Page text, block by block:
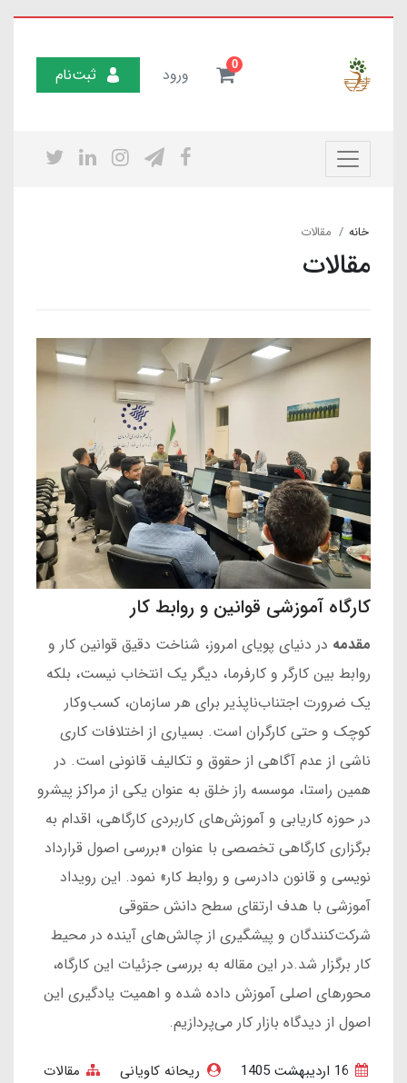
0 ورود ثبت‌نام
خانه مقالات
مقالات
کارگاه آموزشی قوانین و روابط کار
مقدمه در دنیای پویای امروز، شناخت دقیق قوانین کار و
روابط بین کارگر و کارفرما، دیگر یک انتخاب نیست، بلکه
یک ضرورت اجتناب‌ناپذیر برای هر سازمان، کسب‌وکار
کوچک و حتی کارگران است. بسیاری از اختلافات کاری
ناشی از عدم آگاهی از حقوق و تکالیف قانونی است. در
همین راستا، موسسه راز خلق به عنوان یکی از مراکز پیشرو
در حوزه کاریابی و آموزش‌های کاربردی کارگاهی، اقدام به
برگزاری کارگاهی تخصصی با عنوان «بررسی اصول قرارداد
نویسی و قانون دادرسی و روابط کار» نمود. این رویداد
آموزشی با هدف ارتقای سطح دانش حقوقی
شرکت‌کنندگان و پیشگیری از چالش‌های آینده در محیط
کار برگزار شد.در این مقاله به بررسی جزئیات این کارگاه،
محورهای اصلی آموزش داده شده و اهمیت یادگیری این
اصول از دیدگاه بازار کار می‌پردازیم.
ریحانه کاویانی مقالات